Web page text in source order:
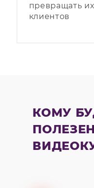
превращать
клиентов
КОМУ
ПОЛЕЗЕН